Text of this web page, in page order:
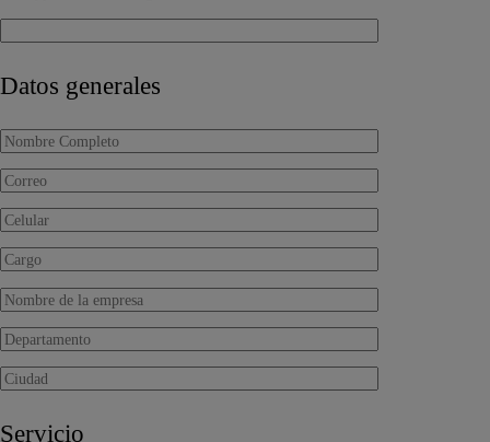
Datos generales
Servicio